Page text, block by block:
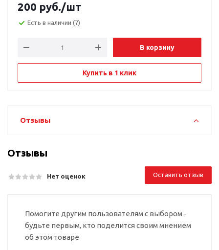
200 руб./шт
Есть в наличии (7)
В корзину
Купить в 1 клик
Отзывы
Отзывы
Нет оценок Оставить отзыв
Помогите другим пользователям с выбором -
будьте первым, кто поделится своим мнением
об этом товаре